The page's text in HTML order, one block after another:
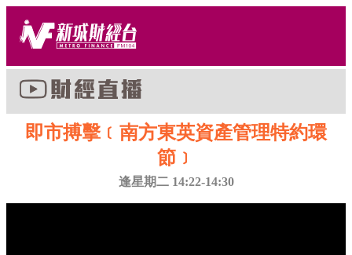
即市搏擊﹝南方東英資產管理特約環
節﹞
逢星期二 14:22-14:30